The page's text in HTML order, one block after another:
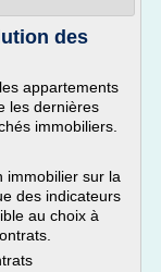
des
appartements
les dernières
immobiliers.
immobilier sur la
des indicateurs
au choix à